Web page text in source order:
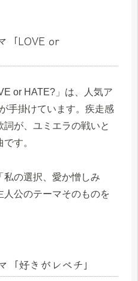
「LOVE or
or HATE?」は、人気ア
が手掛けています。疾走感
が、ユミエラの戦いと
す。
私の選択、愛か憎しみ
公のテーマそのものを
好きがレベチ」